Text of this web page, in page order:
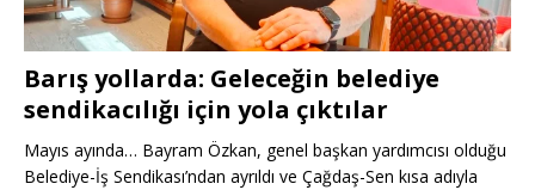
Barış yollarda: Geleceğin belediye
sendikacılığı için yola çıktılar
Mayıs ayında… Bayram Özkan, genel başkan yardımcısı olduğu
Belediye-İş Sendikası’ndan ayrıldı ve Çağdaş-Sen kısa adıyla